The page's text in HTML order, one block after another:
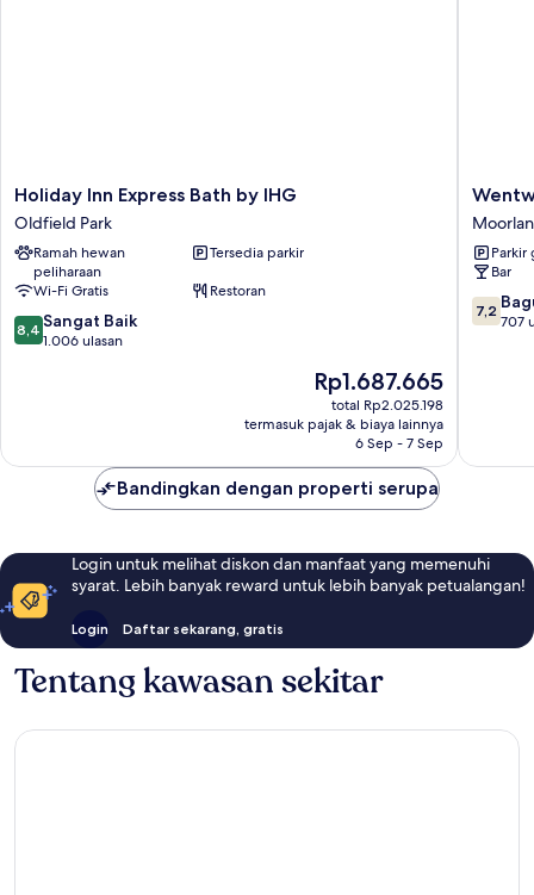
Holiday
Inn
Express
Bath
IHG
Oldfield
Park
Holiday Inn Express Bath by IHG
Oldfield Park
Ramah hewan
peliharaan
Tersedia parkir
Wi-Fi Gratis
Restoran
8.4
dari
8,4 Sangat Baik
1.006 ulasan
Harga
sekarang
Rp1.687.665
Rp1.687.665
total Rp2.025.198
termasuk pajak & biaya lainnya
6 Sep - 7 Sep
House
Hotel
Parkir
Bar
7.2
dari
7,2
707
Bandingkan dengan properti serupa
Login untuk melihat diskon dan manfaat yang memenuhi
syarat. Lebih banyak reward untuk lebih banyak petualangan!
Login Daftar sekarang, gratis
Tentang kawasan sekitar